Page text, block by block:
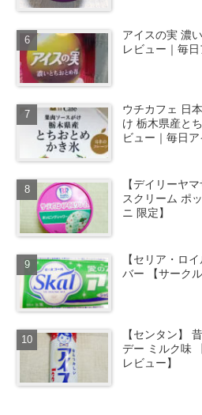
アイスの実 濃
レビュー｜毎
ウチカフェ 日
け 栃木県産と
ビュー｜毎日
【デイリーヤ
スクリーム ポ
ニ 限定】
【セリア・ロ
バー 【サーク
【センタン】
デー ミルク味
レビュー】